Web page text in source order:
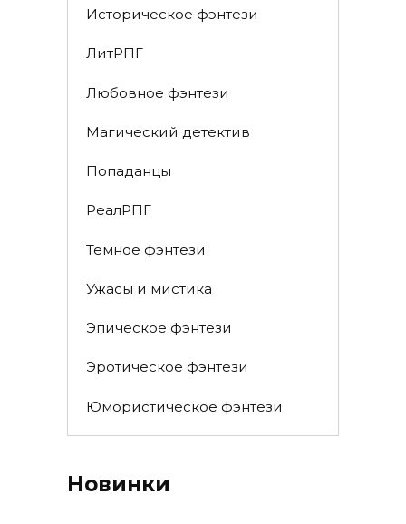
Историческое фэнтези
ЛитРПГ
Любовное фэнтези
Магический детектив
Попаданцы
РеалРПГ
Темное фэнтези
Ужасы и мистика
Эпическое фэнтези
Эротическое фэнтези
Юмористическое фэнтези
Новинки